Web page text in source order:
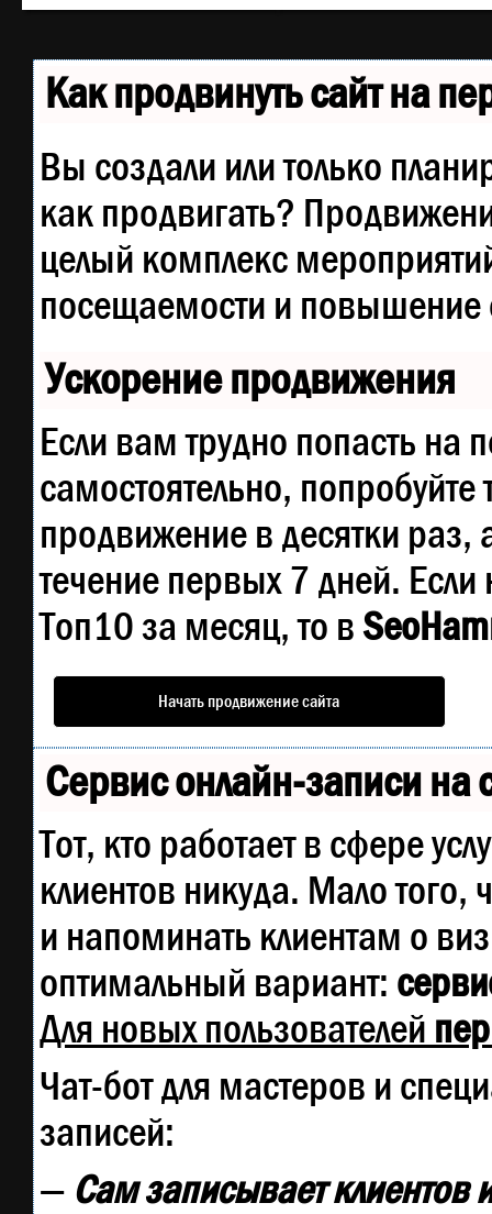
Как продвинуть сайт на
Вы создали или только
как продвигать?
целый комплекс
посещаемости и повышение
Ускорение продвижения
Если вам трудно попасть на
самостоятельно, попробуйте
продвижение в десятки раз,
течение первых 7 дней.
Топ10 за месяц, то в
Начать продвижение сайта
Сервис онлайн-записи на
Тот, кто работает в сфере
клиентов никуда. Мало того,
и напоминать клиентам о
оптимальный вариант:
Для новых пользователей
Чат-бот для мастеров и
записей:
— Сам записывает клиентов